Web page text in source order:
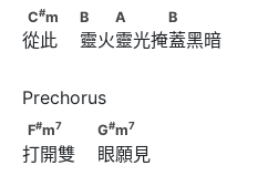
C#m　　                        B
C#m B A B
從此    靈火靈光掩蓋黑暗
F#m7 G
F#m7 G#m7
打開雙    眼願見